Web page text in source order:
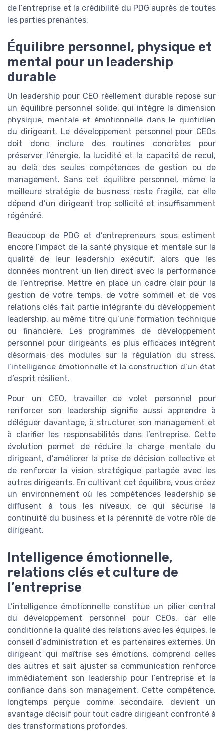
de l’entreprise et la crédibilité du PDG auprès de toutes
les parties prenantes.
Équilibre personnel, physique et
mental pour un leadership
durable
Un leadership pour CEO réellement durable repose sur
un équilibre personnel solide, qui intègre la dimension
physique, mentale et émotionnelle dans le quotidien
du dirigeant. Le développement personnel pour CEOs
doit donc inclure des routines concrètes pour
préserver l’énergie, la lucidité et la capacité de recul,
au delà des seules compétences de gestion ou de
management. Sans cet équilibre personnel, même la
meilleure stratégie de business reste fragile, car elle
dépend d’un dirigeant trop sollicité et insuffisamment
régénéré.
Beaucoup de PDG et d’entrepreneurs sous estiment
encore l’impact de la santé physique et mentale sur la
qualité de leur leadership exécutif, alors que les
données montrent un lien direct avec la performance
de l’entreprise. Mettre en place un cadre clair pour la
gestion de votre temps, de votre sommeil et de vos
relations clés fait partie intégrante du développement
leadership, au même titre qu’une formation technique
ou financière. Les programmes de développement
personnel pour dirigeants les plus efficaces intègrent
désormais des modules sur la régulation du stress,
l’intelligence émotionnelle et la construction d’un état
d’esprit résilient.
Pour un CEO, travailler ce volet personnel pour
renforcer son leadership signifie aussi apprendre à
déléguer davantage, à structurer son management et
à clarifier les responsabilités dans l’entreprise. Cette
évolution permet de réduire la charge mentale du
dirigeant, d’améliorer la prise de décision collective et
de renforcer la vision stratégique partagée avec les
autres dirigeants. En cultivant cet équilibre, vous créez
un environnement où les compétences leadership se
diffusent à tous les niveaux, ce qui sécurise la
continuité du business et la pérennité de votre rôle de
dirigeant.
Intelligence émotionnelle,
relations clés et culture de
l’entreprise
L’intelligence émotionnelle constitue un pilier central
du développement personnel pour CEOs, car elle
conditionne la qualité des relations avec les équipes, le
conseil d’administration et les partenaires externes. Un
dirigeant qui maîtrise ses émotions, comprend celles
des autres et sait ajuster sa communication renforce
immédiatement son leadership pour l’entreprise et la
confiance dans son management. Cette compétence,
longtemps perçue comme secondaire, devient un
avantage décisif pour tout cadre dirigeant confronté à
des transformations profondes.